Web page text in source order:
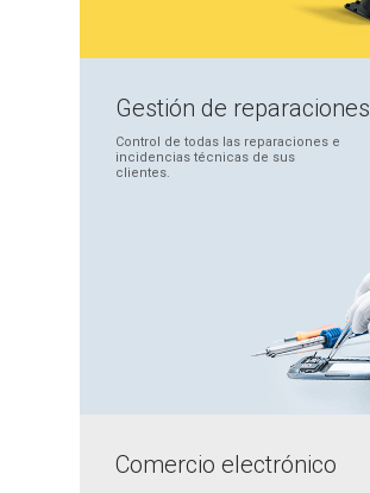
Gestión de reparaciones
Control de todas las reparaciones e
incidencias técnicas de sus
clientes.
Comercioelectrónico